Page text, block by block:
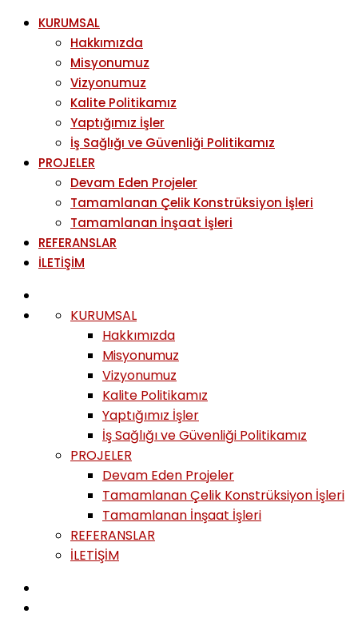
KURUMSAL
Hakkımızda
Misyonumuz
Vizyonumuz
Kalite Politikamız
Yaptığımız İşler
İş Sağlığı ve Güvenliği Politikamız
PROJELER
Devam Eden Projeler
Tamamlanan Çelik Konstrüksiyon İşleri
Tamamlanan İnşaat İşleri
REFERANSLAR
İLETİŞİM
KURUMSAL
Hakkımızda
Misyonumuz
Vizyonumuz
Kalite Politikamız
Yaptığımız İşler
İş Sağlığı ve Güvenliği Politikamız
PROJELER
Devam Eden Projeler
Tamamlanan Çelik Konstrüksiyon İşleri
Tamamlanan İnşaat İşleri
REFERANSLAR
İLETİŞİM